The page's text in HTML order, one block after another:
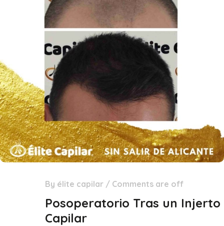
By élite capilar / Comments are off
Posoperatorio Tras un Injerto
Capilar